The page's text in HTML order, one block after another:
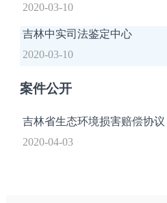
2020-03-10
吉林中实司法鉴定中心
2020-03-10
案件公开
吉林省生态环境损害赔偿协议
2020-04-03